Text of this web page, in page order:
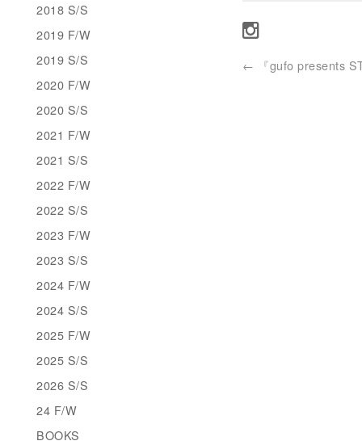
← 『gufo presents
2018 S/S
2019 F/W
2019 S/S
2020 F/W
2020 S/S
2021 F/W
2021 S/S
2022 F/W
2022 S/S
2023 F/W
2023 S/S
2024 F/W
2024 S/S
2025 F/W
2025 S/S
2026 S/S
24 F/W
BOOKS